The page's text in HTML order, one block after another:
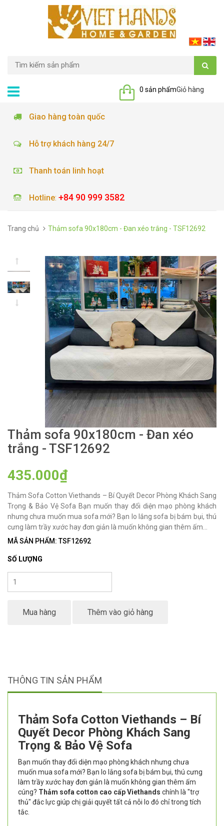
Giỏ hàng
0 sản phẩm
Giao hàng toàn quốc
Hỗ trợ khách hàng 24/7
Thanh toán linh hoạt
Hotline: +84 90 999 3582
Trang chủ Thảm sofa 90x180cm - Đan xéo trắng - TSF12692
Thảm sofa 90x180cm - Đan xéo
trắng - TSF12692
435.000₫
Thảm Sofa Cotton Viethands – Bí Quyết Decor Phòng Khách Sang
Trọng & Bảo Vệ Sofa Bạn muốn thay đổi diện mạo phòng khách
nhưng chưa muốn mua sofa mới? Bạn lo lắng sofa bị bám bụi, thú
cưng làm trầy xước hay đơn giản là muốn không gian thêm ấm...
MÃ SẢN PHẨM: TSF12692
SỐ LƯỢNG
Mua hàng Thêm vào giỏ hàng
THÔNG TIN SẢN PHẨM
Thảm Sofa Cotton Viethands – Bí
Quyết Decor Phòng Khách Sang
Trọng & Bảo Vệ Sofa
Bạn muốn thay đổi diện mạo phòng khách nhưng chưa
muốn mua sofa mới? Bạn lo lắng sofa bị bám bụi, thú cưng
làm trầy xước hay đơn giản là muốn không gian thêm ấm
cúng? Thảm sofa cotton cao cấp Viethands chính là "trợ
thủ" đắc lực giúp chị giải quyết tất cả nỗi lo đó chỉ trong tích
tắc.